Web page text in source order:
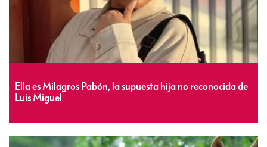
Ella es Milagros Pabón, la supuesta hija no reconocida de
Luis Miguel